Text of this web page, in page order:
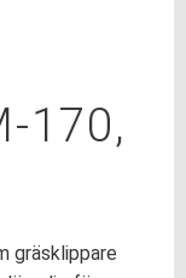
170,
gräsklippare